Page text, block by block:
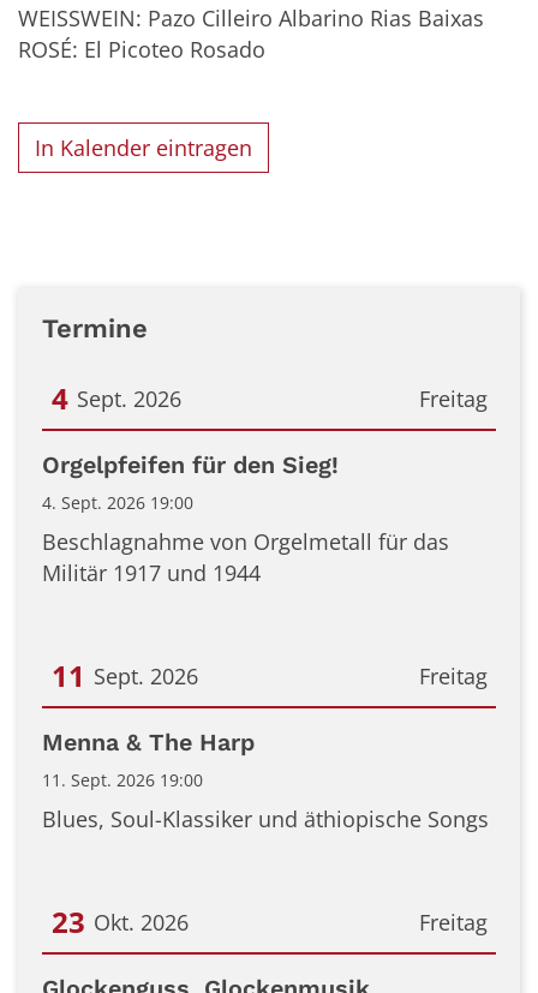
WEISSWEIN: Pazo Cilleiro Albarino Rias Baixas
ROSÉ: El Picoteo Rosado
In Kalender eintragen
Termine
Freitag
4 Sept. 2026
Datum: 4. September 2026
Orgelpfeifen für den Sieg!
4. Sept. 2026 19:00
Beschlagnahme von Orgelmetall für das
Militär 1917 und 1944
Freitag
11 Sept. 2026
Datum: 11. September 2026
Menna & The Harp
11. Sept. 2026 19:00
Blues, Soul-Klassiker und äthiopische Songs
Freitag
23 Okt. 2026
Datum: 23. Oktober 2026